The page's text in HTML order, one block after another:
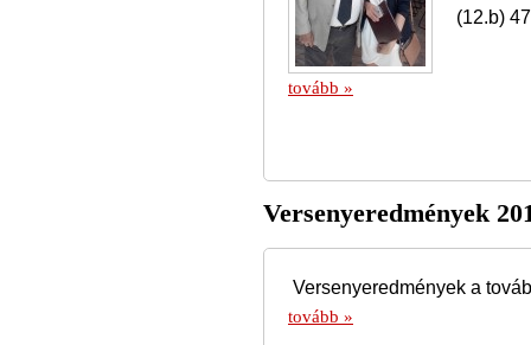
(12.b)
tovább »
Versenyeredmények
Versenyeredmények a
tovább »